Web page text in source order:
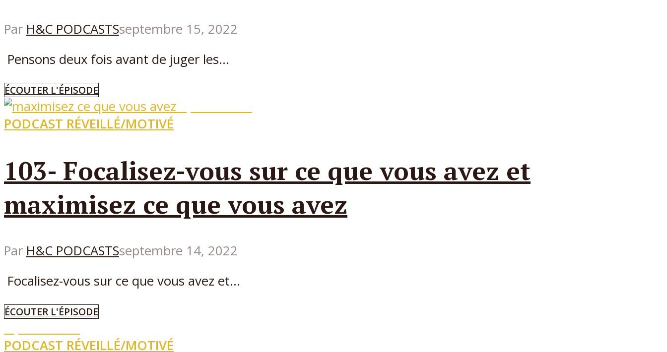
Par H&C PODCASTSseptembre 15, 2022
Pensons deux fois avant de juger les...
ÉCOUTER L'ÉPISODE
PODCAST RÉVEILLÉ/MOTIVÉ
103- Focalisez-vous sur ce que vous avez et
maximisez ce que vous avez
Par H&C PODCASTSseptembre 14, 2022
Focalisez-vous sur ce que vous avez et...
ÉCOUTER L'ÉPISODE
PODCAST RÉVEILLÉ/MOTIVÉ